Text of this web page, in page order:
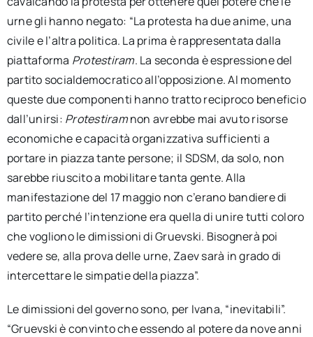
urne gli hanno negato: “La protesta ha due anime, una
civile e l’altra politica. La prima è rappresentata dalla
piattaforma Protestiram. La seconda è espressione del
partito socialdemocratico all’opposizione. Al momento
queste due componenti hanno tratto reciproco beneficio
dall’unirsi: Protestiramnon avrebbe mai avuto risorse
economiche e capacità organizzativa sufficienti a
portare in piazza tante persone; il SDSM, da solo, non
sarebbe riuscito a mobilitare tanta gente. Alla
manifestazione del 17 maggio non c’erano bandiere di
partito perché l’intenzione era quella di unire tutti coloro
che vogliono le dimissioni di Gruevski. Bisognerà poi
vedere se, alla prova delle urne, Zaev sarà in grado di
intercettare le simpatie della piazza”.
Le dimissioni del governo sono, per Ivana, “inevitabili”.
“Gruevski è convinto che essendo al potere da nove anni